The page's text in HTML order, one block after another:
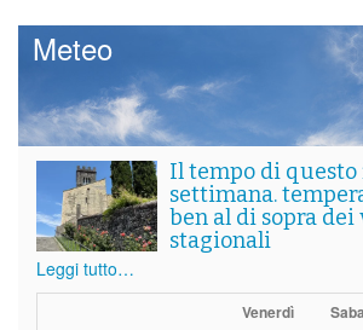
Meteo
Il tempo di questo
settimana.
ben al di sopra dei
stagionali
Leggi tutto…
Venerdì